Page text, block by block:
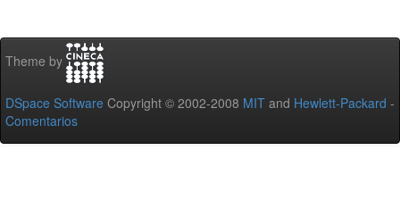
Theme by
DSpace Software Copyright © 2002-2008 MIT and Hewlett-Packard -
Comentarios